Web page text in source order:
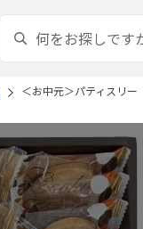
＜お中元＞パティスリ